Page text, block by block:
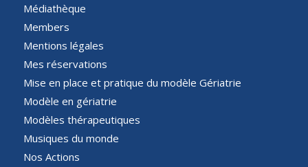
Médiathèque
Members
Mentions légales
Mes réservations
Mise en place et pratique du modèle Gériatrie
Modèle en gériatrie
Modèles thérapeutiques
Musiques du monde
Nos Actions